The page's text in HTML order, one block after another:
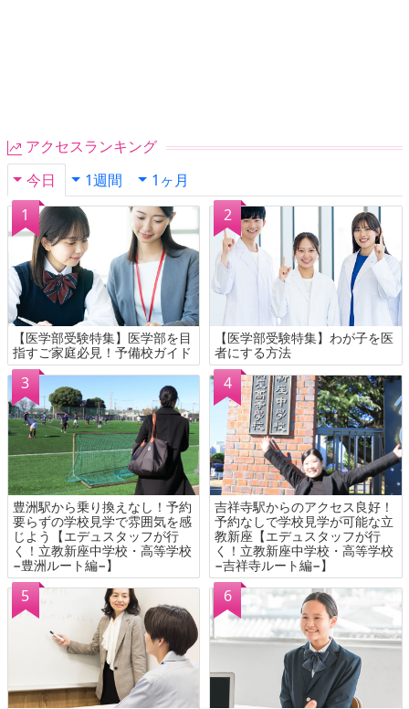
アクセスランキング
今日
1週間 1ヶ月
【医学部受験特集】医学部を目
指すご家庭必見！予備校ガイド
【医学部受験特集】わが子を医
者にする方法
豊洲駅から乗り換えなし！予約
要らずの学校見学で雰囲気を感
じよう【エデュスタッフが行
く！立教新座中学校・高等学校
−豊洲ルート編−】
吉祥寺駅からのアクセス良好！
予約なしで学校見学が可能な立
教新座【エデュスタッフが行
く！立教新座中学校・高等学校
−吉祥寺ルート編−】